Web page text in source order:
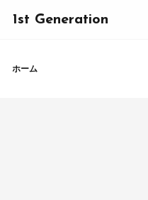
1st Generation
ホーム